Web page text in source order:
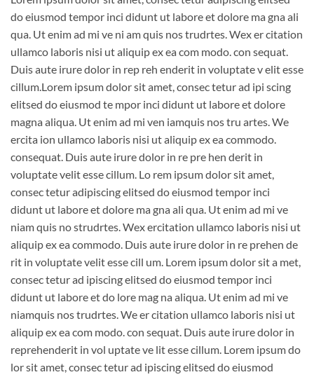
do eiusmod tempor inci didunt ut labore et dolore ma gna ali
qua. Ut enim ad mi ve ni am quis nos trudrtes. Wex er citation
ullamco laboris nisi ut aliquip ex ea com modo. con sequat.
Duis aute irure dolor in rep reh enderit in voluptate v elit esse
cillum.Lorem ipsum dolor sit amet, consec tetur ad ipi scing
elitsed do eiusmod te mpor inci didunt ut labore et dolore
magna aliqua. Ut enim ad mi ven iamquis nos tru artes. We
ercita ion ullamco laboris nisi ut aliquip ex ea commodo.
consequat. Duis aute irure dolor in re pre hen derit in
voluptate velit esse cillum. Lo rem ipsum dolor sit amet,
consec tetur adipiscing elitsed do eiusmod tempor inci
didunt ut labore et dolore ma gna ali qua. Ut enim ad mi ve
niam quis no strudrtes. Wex ercitation ullamco laboris nisi ut
aliquip ex ea commodo. Duis aute irure dolor in re prehen de
rit in voluptate velit esse cill um. Lorem ipsum dolor sit a met,
consec tetur ad ipiscing elitsed do eiusmod tempor inci
didunt ut labore et do lore mag na aliqua. Ut enim ad mi ve
niamquis nos trudrtes. We er citation ullamco laboris nisi ut
aliquip ex ea com modo. con sequat. Duis aute irure dolor in
reprehenderit in vol uptate ve lit esse cillum. Lorem ipsum do
lor sit amet, consec tetur ad ipiscing elitsed do eiusmod